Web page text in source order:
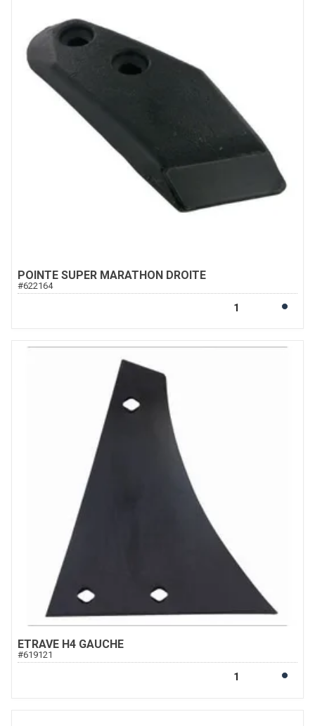
POINTE SUPER MARATHON DROITE
#622164
ETRAVE H4 GAUCHE
#619121